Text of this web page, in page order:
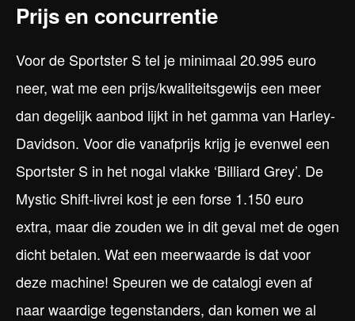
Prijs en concurrentie
Voor de Sportster S tel je minimaal 20.995 euro
neer, wat me een prijs/kwaliteitsgewijs een meer
dan degelijk aanbod lijkt in het gamma van Harley-
Davidson. Voor die vanafprijs krijg je evenwel een
Sportster S in het nogal vlakke ‘Billiard Grey’. De
Mystic Shift-livrei kost je een forse 1.150 euro
extra, maar die zouden we in dit geval met de ogen
dicht betalen. Wat een meerwaarde is dat voor
deze machine! Speuren we de catalogi even af
naar waardige tegenstanders, dan komen we al